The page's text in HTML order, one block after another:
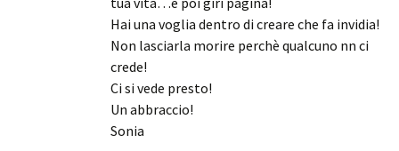
Hai una voglia dentro di creare che fa invidia!
Non lasciarla morire perchè qualcuno nn ci
crede!
Ci si vede presto!
Un abbraccio!
Sonia